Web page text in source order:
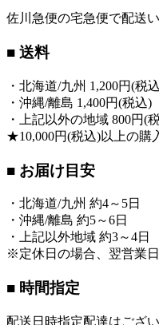
佐川急便の宅急便で配送い
■ 送料
・北海道/九州 1,200円(税
・沖縄/離島 1,400円(税込)
・上記以外の地域 800円(
★10,000円(税込)以上の購
■ お届け目安
・北海道/九州 約4～5日
・沖縄/離島 約5～6日
・上記以外地域 約3～4日
※定休日の場合、翌営業
■ 時間指定
配送日時指定配達はござい